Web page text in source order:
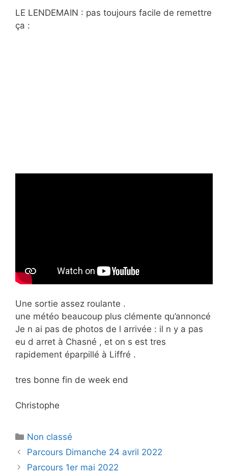
LE LENDEMAIN : pas toujours facile de remettre
ça :
Une sortie assez roulante .
une météo beaucoup plus clémente qu’annoncé
Je n ai pas de photos de l arrivée : il n y a pas
eu d arret à Chasné , et on s est tres
rapidement éparpillé à Liffré .
tres bonne fin de week end
Christophe
Catégories
Non classé
Navigation
des
Parcours Dimanche 24 avril 2022
Parcours 1er mai 2022